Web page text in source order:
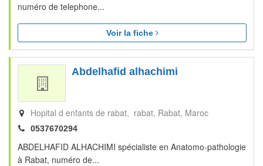
numéro de telephone...
Voir la fiche
Abdelhafid alhachimi
Hopital d enfants de rabat, rabat Rabat Maroc
0537670294
ABDELHAFID ALHACHIMI spécialiste en Anatomo-pathologie
à Rabat, numéro de...